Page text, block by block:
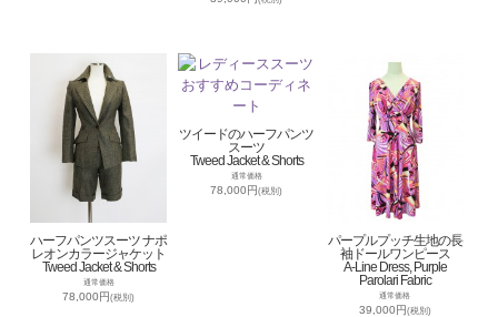
ハーフパンツスーツ ナポ
レオンカラージャケット
Tweed Jacket & Shorts
通常価格
78,000円(税別)
ツイードのハーフパンツ
スーツ
Tweed Jacket & Shorts
通常価格
78,000円(税別)
パープルプッチ生地の長
袖ドールワンピース
A-Line Dress, Purple
Parolari Fabric
通常価格
39,000円(税別)